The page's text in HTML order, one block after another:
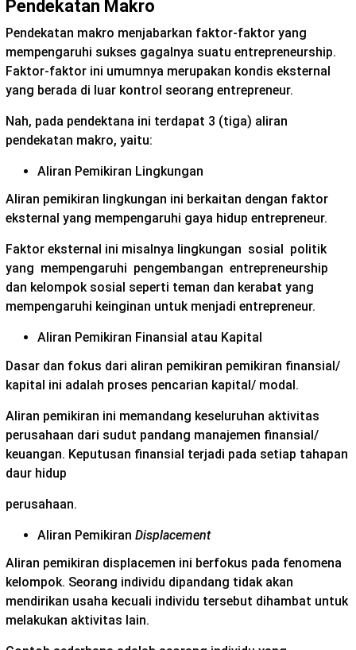
Pendekatan Makro
Pendekatan makro menjabarkan faktor-faktor yang
mempengaruhi sukses gagalnya suatu entrepreneurship.
Faktor-faktor ini umumnya merupakan kondis eksternal
yang berada di luar kontrol seorang entrepreneur.
Nah, pada pendektana ini terdapat 3 (tiga) aliran
pendekatan makro, yaitu:
Aliran Pemikiran Lingkungan
Aliran pemikiran lingkungan ini berkaitan dengan faktor
eksternal yang mempengaruhi gaya hidup entrepreneur.
Faktor eksternal ini misalnya lingkungan sosial politik
yang mempengaruhi pengembangan entrepreneurship
dan kelompok sosial seperti teman dan kerabat yang
mempengaruhi keinginan untuk menjadi entrepreneur.
Aliran Pemikiran Finansial atau Kapital
Dasar dan fokus dari aliran pemikiran pemikiran finansial/
kapital ini adalah proses pencarian kapital/ modal.
Aliran pemikiran ini memandang keseluruhan aktivitas
perusahaan dari sudut pandang manajemen finansial/
keuangan. Keputusan finansial terjadi pada setiap tahapan
daur hidup
perusahaan.
Aliran Pemikiran Displacement
Aliran pemikiran displacemen ini berfokus pada fenomena
kelompok. Seorang individu dipandang tidak akan
mendirikan usaha kecuali individu tersebut dihambat untuk
melakukan aktivitas lain.